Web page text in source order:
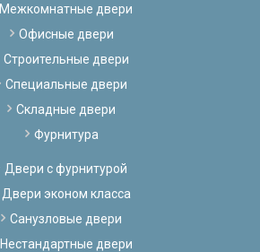
Межкомнатные двери
Офисные двери
Строительные двери
Специальные двери
Складные двери
Фурнитура
Двери с фурнитурой
Двери эконом класса
Санузловые двери
Нестандартные двери